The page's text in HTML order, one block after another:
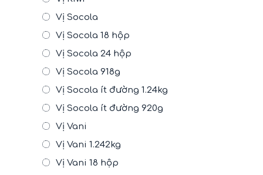
Vị Socola
Vị Socola 18 hộp
Vị Socola 24 hộp
Vị Socola 918g
Vị Socola ít đường 1.24kg
Vị Socola ít đường 920g
Vị Vani
Vị Vani 1.242kg
Vị Vani 18 hộp